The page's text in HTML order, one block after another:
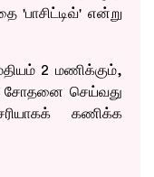
என்று
2 மணிக்கும்,
சோதனை செய்வது
கணிக்க